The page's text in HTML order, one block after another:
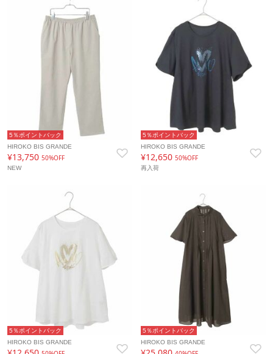
5％ポイントバック
HIROKO BIS GRANDE
¥13,750 50%OFF
NEW
5％ポイントバック
HIROKO BIS GRANDE
¥12,65050%OFF
再入荷
5％ポイントバック
HIROKO BIS GRANDE
5％ポイントバック
HIROKO BIS GRANDE